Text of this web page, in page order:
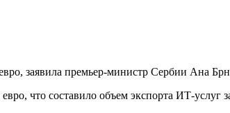
заявила премьер-министр Сербии Ана
что составило объем экспорта ИТ-услуг